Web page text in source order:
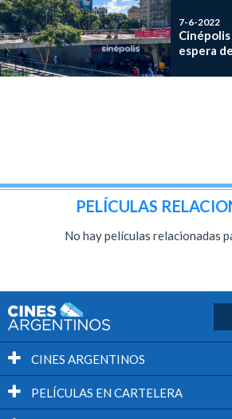
7-6-2022
Cinépolis
espera
PELÍCULAS
No hay películas relacionadas
CINES ARGENTINOS
PELÍCULAS EN CARTELERA